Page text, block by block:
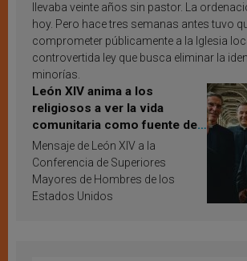
llevaba veinte años sin pastor. La
hoy. Pero hace tres semanas antes tuvo
comprometer públicamente a la Iglesia
controvertida ley que busca eliminar la
minorías.
León XIV anima a los
religiosos a ver la vida
comunitaria como fuente de
inspiración y santificación
Mensaje de León XIV a la
Conferencia de Superiores
Mayores de Hombres de los
Estados Unidos